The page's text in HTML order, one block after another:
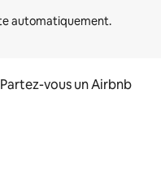
Partez-vous un Airbnb